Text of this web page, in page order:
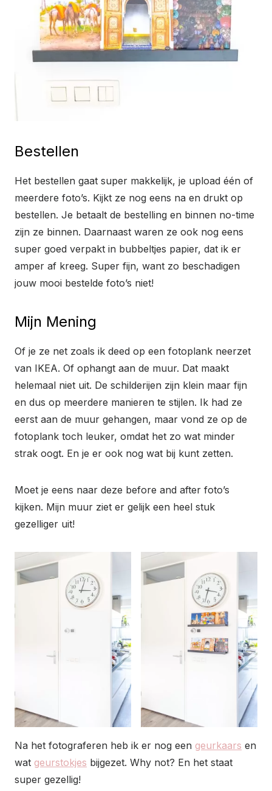
Bestellen
Het bestellen gaat super makkelijk, je upload één of
meerdere foto’s. Kijkt ze nog eens na en drukt op
bestellen. Je betaalt de bestelling en binnen no-time
zijn ze binnen. Daarnaast waren ze ook nog eens
super goed verpakt in bubbeltjes papier, dat ik er
amper af kreeg. Super fijn, want zo beschadigen
jouw mooi bestelde foto’s niet!
Mijn Mening
Of je ze net zoals ik deed op een fotoplank neerzet
van IKEA. Of ophangt aan de muur. Dat maakt
helemaal niet uit. De schilderijen zijn klein maar fijn
en dus op meerdere manieren te stijlen. Ik had ze
eerst aan de muur gehangen, maar vond ze op de
fotoplank toch leuker, omdat het zo wat minder
strak oogt. En je er ook nog wat bij kunt zetten.
Moet je eens naar deze before and after foto’s
kijken. Mijn muur ziet er gelijk een heel stuk
gezelliger uit!
Na het fotograferen heb ik er nog een geurkaars en
wat geurstokjes bijgezet. Why not? En het staat
super gezellig!